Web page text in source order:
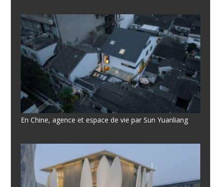
En Chine, agence et espace de vie par Sun Yuanliang